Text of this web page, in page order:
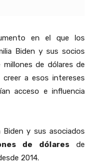
en el que los
Biden y sus socios
millones de dólares de
a esos intereses
acceso e influencia
y sus asociados
de dólares de
2014.